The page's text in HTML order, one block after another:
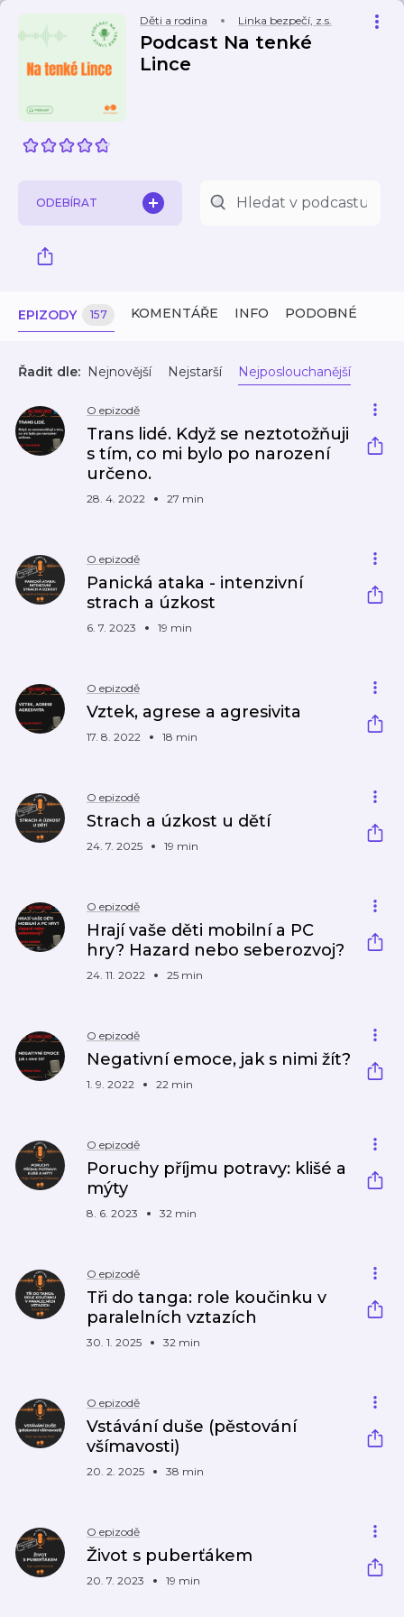
Děti a rodina Linka bezpečí, z.s.
Podcast Na tenké
Lince
ODEBÍRAT
EPIZODY 157 KOMENTÁŘE INFO PODOBNÉ
Řadit dle: Nejnovější Nejstarší Nejposlouchanější
O epizodě
Trans lidé. Když se neztotožňuji
s tím, co mi bylo po narození
určeno.
28. 4. 2022 27 min
O epizodě
Panická ataka - intenzivní
strach a úzkost
6. 7. 2023 19 min
O epizodě
Vztek, agrese a agresivita
17. 8. 2022 18 min
O epizodě
Strach a úzkost u dětí
24. 7. 2025 19 min
O epizodě
Hrají vaše děti mobilní a PC
hry? Hazard nebo seberozvoj?
24. 11. 2022 25 min
O epizodě
Negativní emoce, jak s nimi žít?
1. 9. 2022 22 min
O epizodě
Poruchy příjmu potravy: klišé a
mýty
8. 6. 2023 32 min
O epizodě
Tři do tanga: role koučinku v
paralelních vztazích
30. 1. 2025 32 min
O epizodě
Vstávání duše (pěstování
všímavosti)
20. 2. 2025 38 min
O epizodě
Život s puberťákem
20. 7. 2023 19 min